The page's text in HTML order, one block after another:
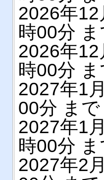
2026年
時00分
2026年
時00分
2027年1
00分 まで
2027年1
時00分
2027年2